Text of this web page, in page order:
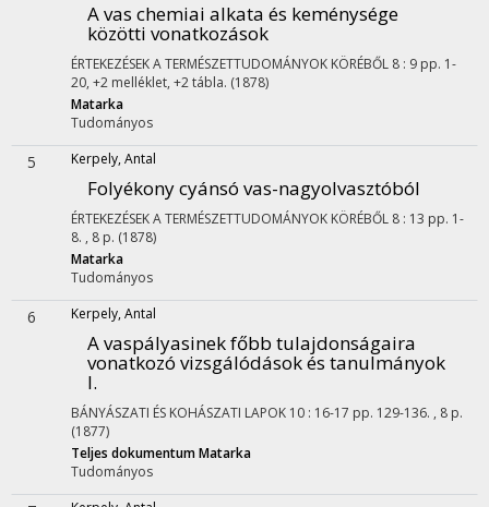
A vas chemiai alkata és keménysége
közötti vonatkozások
ÉRTEKEZÉSEK A TERMÉSZETTUDOMÁNYOK KÖRÉBŐL 8 : 9 pp. 1-
20, +2 melléklet, +2 tábla. (1878)
Matarka
Tudományos
5 Kerpely, Antal
Folyékony cyánsó vas-nagyolvasztóból
ÉRTEKEZÉSEK A TERMÉSZETTUDOMÁNYOK KÖRÉBŐL 8 : 13 pp. 1-
8. , 8 p. (1878)
Matarka
Tudományos
6 Kerpely, Antal
A vaspályasinek főbb tulajdonságaira
vonatkozó vizsgálódások és tanulmányok
I.
BÁNYÁSZATI ÉS KOHÁSZATI LAPOK 10 : 16-17 pp. 129-136. , 8 p.
(1877)
Teljes dokumentumMatarka
Tudományos